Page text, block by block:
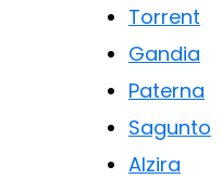
Torrent
Gandia
Paterna
Sagunto
Alzira